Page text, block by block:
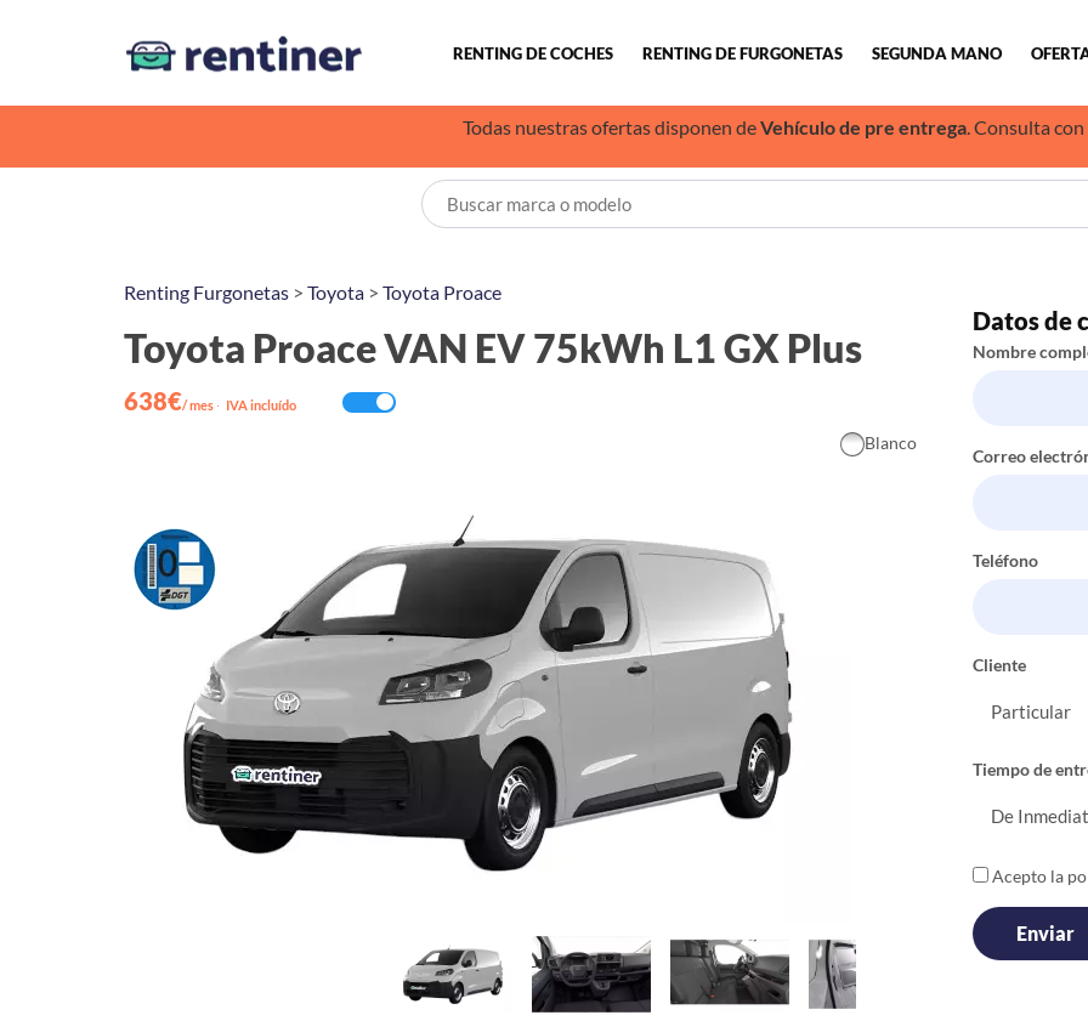
RENTING DE COCHES RENTING DE FURGONETAS SEGUNDA MANO
Todas nuestras ofertas disponen deVehículo de pre entrega. Consulta
Renting Furgonetas > Toyota > Toyota Proace
Toyota Proace VAN EV 75kWh L1 GX Plus
638€/ mes · IVA incluído
Blanco
Datos de
Nombre
Correo
Teléfono
Cliente
Tiempo de
Acepto la